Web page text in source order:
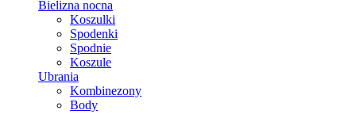
Bielizna nocna
Koszulki
Spodenki
Spodnie
Koszule
Ubrania
Kombinezony
Body